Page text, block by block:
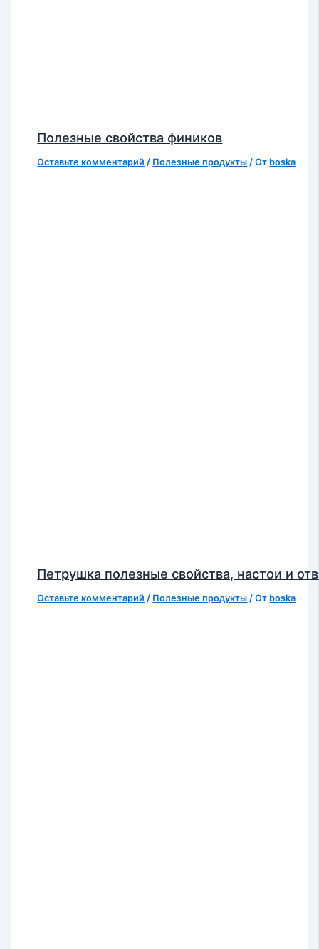
Полезные свойства фиников
Оставьте комментарий / Полезные продукты / От boska
Петрушка полезные свойства, настои и
Оставьте комментарий / Полезные продукты / От boska